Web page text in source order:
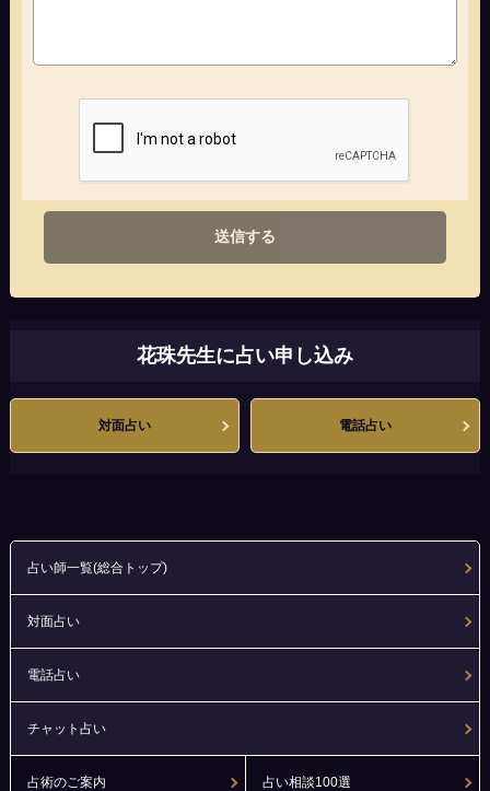
送信する
花珠先生に占い申し込み
対面占い 電話占い
占い師一覧(総合トップ)
対面占い
電話占い
チャット占い
占術のご案内 占い相談100選